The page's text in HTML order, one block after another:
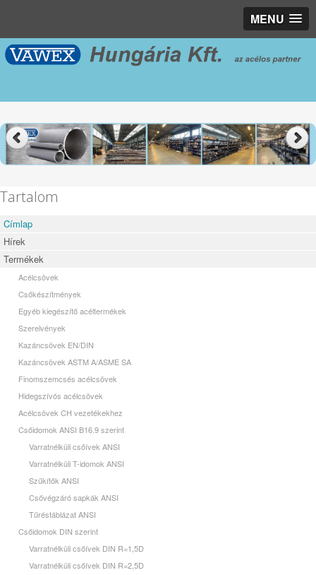
MENU
Tartalom
Címlap
Hírek
Termékek
Acélcsövek
Csőkészítmények
Egyéb kiegészítő acéltermékek
Szerelvények
Kazáncsövek EN/DIN
Kazáncsövek ASTM A/ASME SA
Finomszemcsés acélcsövek
Hidegszívós acélcsövek
Acélcsövek CH vezetékekhez
Csőidomok ANSI B16.9 szerint
Varratnélküli csőívek ANSI
Varratnélküli T-idomok ANSI
Szűkítők ANSI
Csővégzáró sapkák ANSI
Tűréstáblázat ANSI
Csőidomok DIN szerint
Varratnélküli csőívek DIN R=1,5D
Varratnélküli csőívek DIN R=2,5D